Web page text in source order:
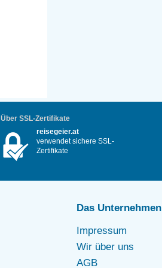
Über SSL-Zertifikate
reisegeier.at
verwendet sichere SSL-
Zertifikate
Das Unternehmen
Impressum
Wir über uns
AGB